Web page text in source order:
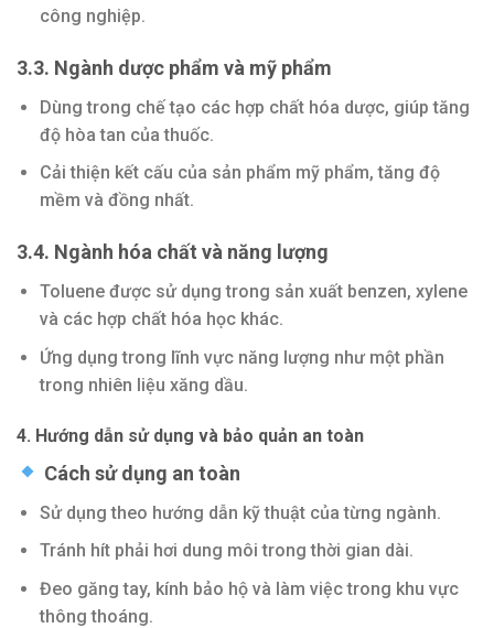
công nghiệp.
3.3. Ngành dược phẩm và mỹ phẩm
Dùng trong chế tạo các hợp chất hóa dược, giúp tăng
độ hòa tan của thuốc.
Cải thiện kết cấu của sản phẩm mỹ phẩm, tăng độ
mềm và đồng nhất.
3.4. Ngành hóa chất và năng lượng
Toluene được sử dụng trong sản xuất benzen, xylene
và các hợp chất hóa học khác.
Ứng dụng trong lĩnh vực năng lượng như một phần
trong nhiên liệu xăng dầu.
4. Hướng dẫn sử dụng và bảo quản an toàn
Cách sử dụng an toàn
Sử dụng theo hướng dẫn kỹ thuật của từng ngành.
Tránh hít phải hơi dung môi trong thời gian dài.
Đeo găng tay, kính bảo hộ và làm việc trong khu vực
thông thoáng.